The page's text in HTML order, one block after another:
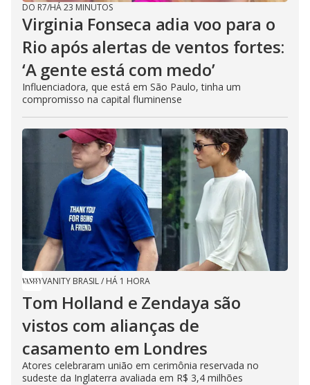
DO R7/HÁ 23 MINUTOS
Virginia Fonseca adia voo para o
Rio após alertas de ventos fortes:
‘A gente está com medo’
Influenciadora, que está em São Paulo, tinha um
compromisso na capital fluminense
VANITY BRASIL/ HÁ 1 HORA
Tom Holland e Zendaya são
vistos com alianças de
casamento em Londres
Atores celebraram união em cerimônia reservada no
sudeste da Inglaterra avaliada em R$ 3,4 milhões